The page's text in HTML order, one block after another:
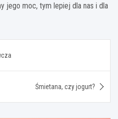
jego moc, tym lepiej dla nas i dla
Śmietana, czy jogurt?